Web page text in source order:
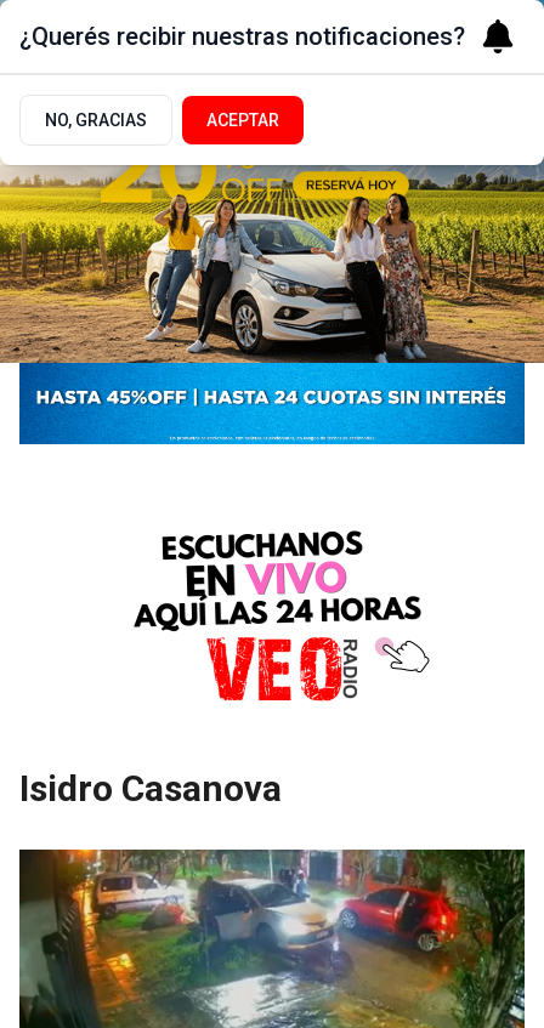
Isidro Casanova
¿Querés recibir nuestras notificaciones?
NO, GRACIAS ACEPTAR